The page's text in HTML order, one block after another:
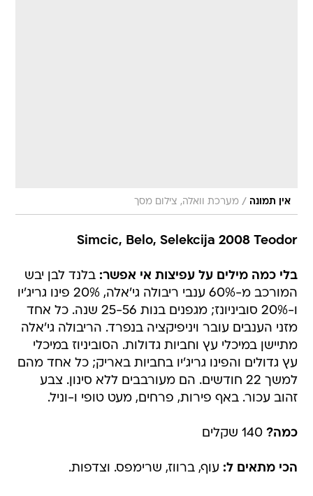
אין תמונה / מערכת וואלה, צילום מסך
Simcic, Belo, Selekcija 2008 Teodor
בלי כמה מילים על עפיצות אי אפשר: בלנד לבן יבש
המורכב מ-60% ענבי ריבולה גי'אלה, 20% פינו גריג'יו
ו-20% סוביניונז; מגפנים בנות 25-56 שנה. כל אחד
מזני הענבים עובר ויניפיקציה בנפרד. הריבולה גי'אלה
מתיישן במיכלי עץ וחביות גדולות. הסוביניוז במיכלי
עץ גדולים והפינו גריג'יו בחביות באריק; כל אחד מהם
למשך 22 חודשים. הם מעורבבים ללא סינון. צבע
זהוב עכור. באף פירות, פרחים, מעט טופי ו-וניל.
כמה? 140 שקלים
הכי מתאים ל: עוף, ברווז, שרימפס. וצדפות.